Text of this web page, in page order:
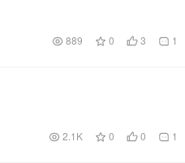
889 0 3 1
2.1K 0 0 1